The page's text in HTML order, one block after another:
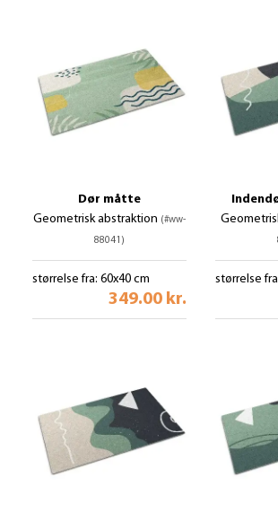
Dør måtte
Geometrisk abstraktion (#ww-
88041)
størrelse fra: 60x40 cm
349.00 kr.
størrelse